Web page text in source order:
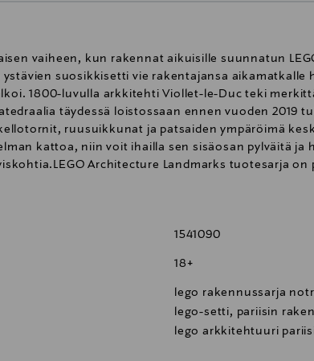
vaiheen, kun rakennat aikuisille suunnatun
suosikkisetti vie rakentajansa aikamatkalle
1800-luvulla arkkitehti Viollet-le-Duc teki
täydessä loistossaan ennen vuoden 2019
ruusuikkunat ja patsaiden ympäröimä
kattoa, niin voit ihailla sen sisäosan pylväitä ja
Architecture Landmarks tuotesarja
1541090
18+
lego rakennussarja
lego-setti, pariisin
lego arkkitehtuuri